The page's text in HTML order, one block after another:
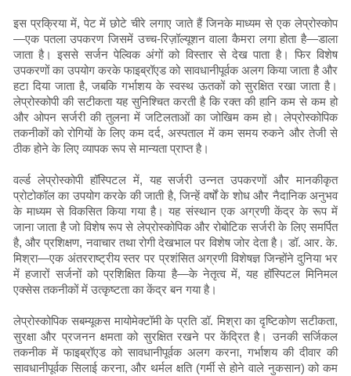
इस प्रक्रिया में, पेट में छोटे चीरे लगाए जाते हैं जिनके माध्यम से एक लेप्रोस्कोप
—एक पतला उपकरण जिसमें उच्च-रिज़ॉल्यूशन वाला कैमरा लगा होता है—डाला
जाता है। इससे सर्जन पेल्विक अंगों को विस्तार से देख पाता है। फिर विशेष
उपकरणों का उपयोग करके फाइब्रॉएड को सावधानीपूर्वक अलग किया जाता है और
हटा दिया जाता है, जबकि गर्भाशय के स्वस्थ ऊतकों को सुरक्षित रखा जाता है।
लेप्रोस्कोपी की सटीकता यह सुनिश्चित करती है कि रक्त की हानि कम से कम हो
और ओपन सर्जरी की तुलना में जटिलताओं का जोखिम कम हो। लेप्रोस्कोपिक
तकनीकों को रोगियों के लिए कम दर्द, अस्पताल में कम समय रुकने और तेजी से
ठीक होने के लिए व्यापक रूप से मान्यता प्राप्त है।
वर्ल्ड लेप्रोस्कोपी हॉस्पिटल में, यह सर्जरी उन्नत उपकरणों और मानकीकृत
प्रोटोकॉल का उपयोग करके की जाती है, जिन्हें वर्षों के शोध और नैदानिक ​​अनुभव
के माध्यम से विकसित किया गया है। यह संस्थान एक अग्रणी केंद्र के रूप में
जाना जाता है जो विशेष रूप से लेप्रोस्कोपिक और रोबोटिक सर्जरी के लिए समर्पित
है, और प्रशिक्षण, नवाचार तथा रोगी देखभाल पर विशेष जोर देता है। डॉ. आर. के.
मिश्रा—एक अंतरराष्ट्रीय स्तर पर प्रशंसित अग्रणी विशेषज्ञ जिन्होंने दुनिया भर
में हजारों सर्जनों को प्रशिक्षित किया है—के नेतृत्व में, यह हॉस्पिटल मिनिमल
एक्सेस तकनीकों में उत्कृष्टता का केंद्र बन गया है।
लेप्रोस्कोपिक सबम्यूकस मायोमेक्टॉमी के प्रति डॉ. मिश्रा का दृष्टिकोण सटीकता,
सुरक्षा और प्रजनन क्षमता को सुरक्षित रखने पर केंद्रित है। उनकी सर्जिकल
तकनीक में फाइब्रॉएड को सावधानीपूर्वक अलग करना, गर्भाशय की दीवार की
सावधानीपूर्वक सिलाई करना, और थर्मल क्षति (गर्मी से होने वाले नुकसान) को कम